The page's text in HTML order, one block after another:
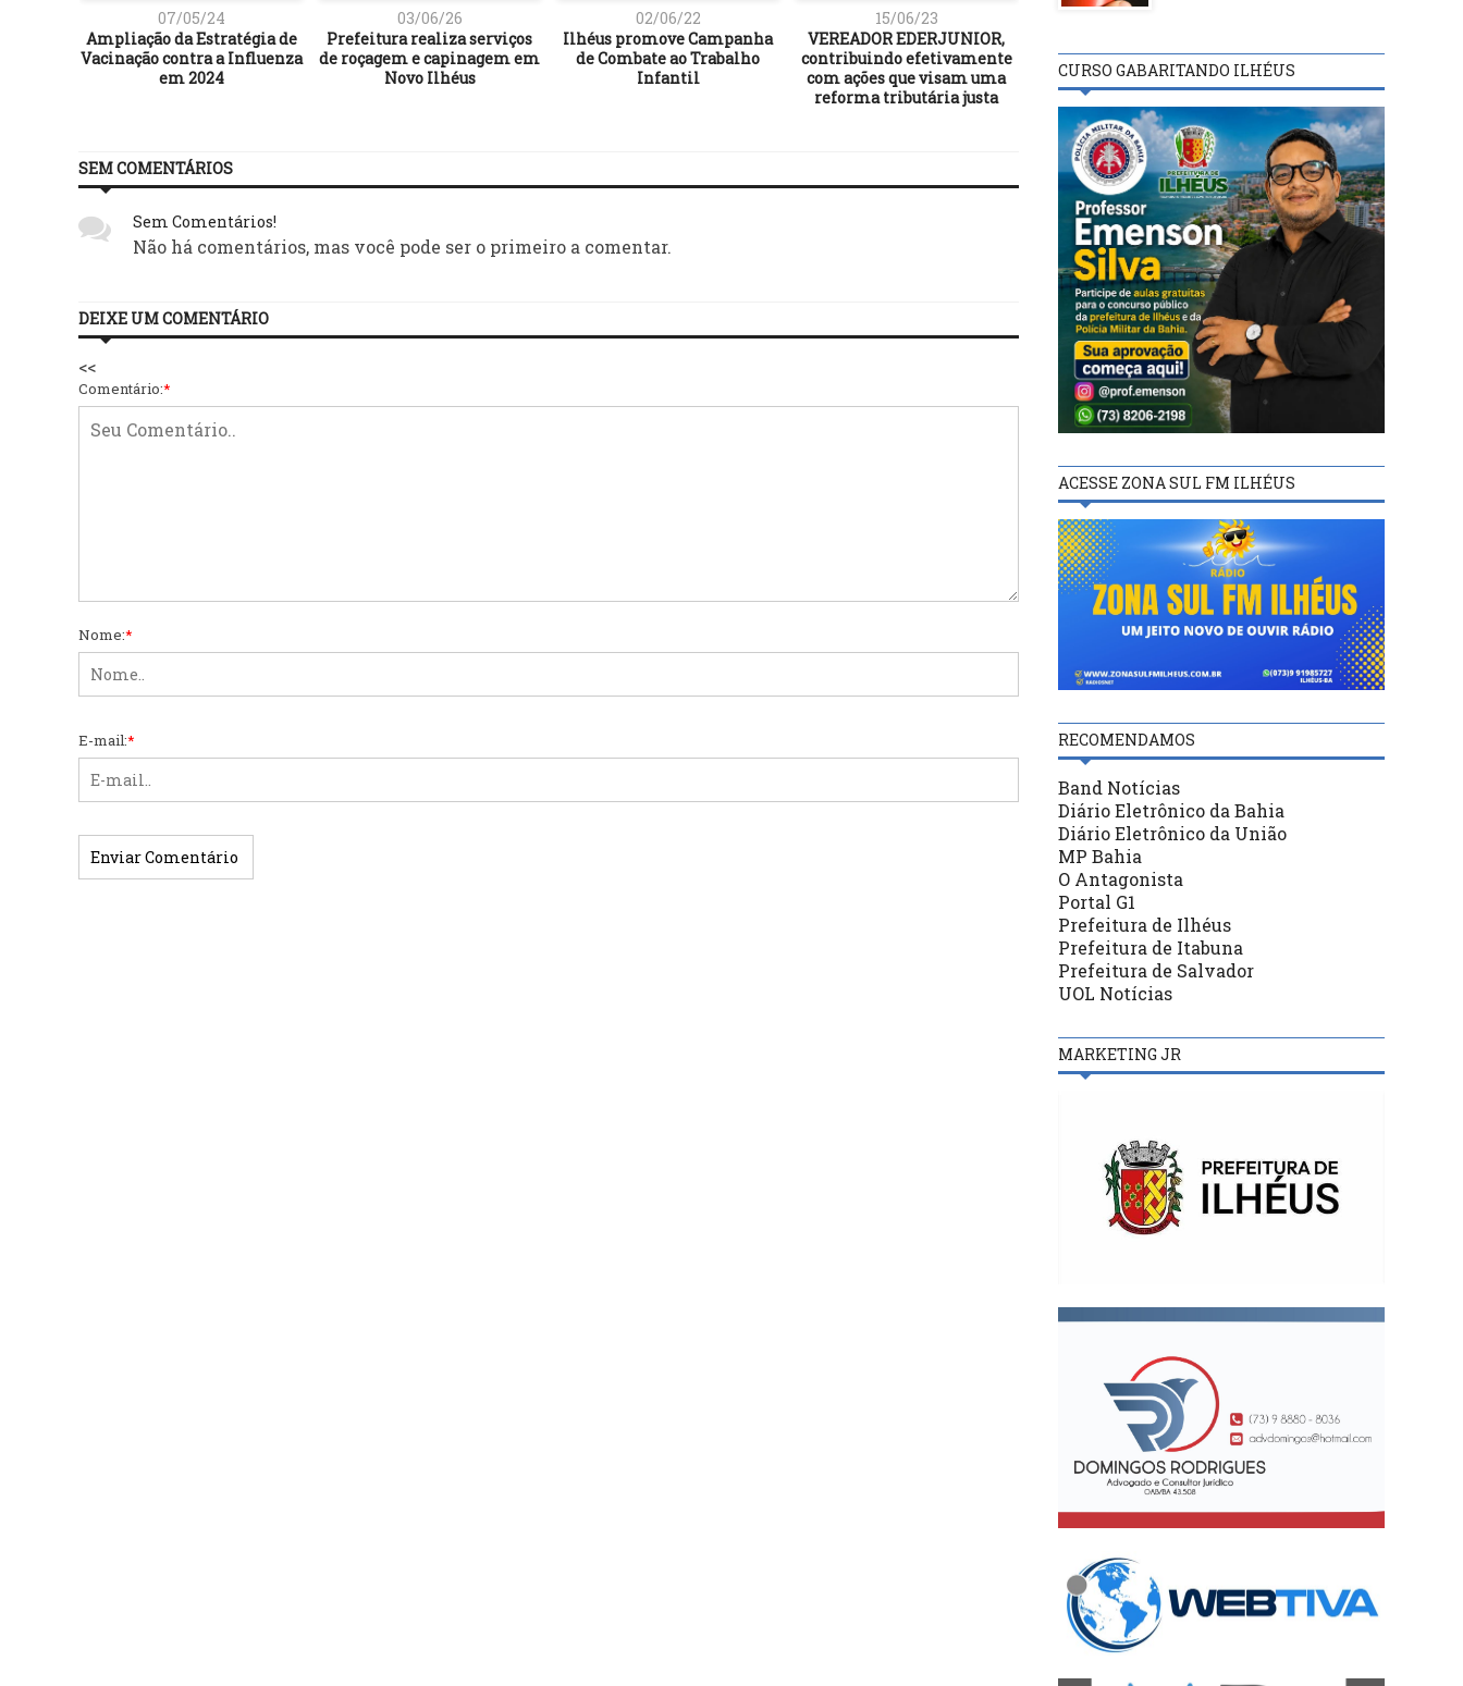
07/05/24
Ampliação da Estratégia de
Vacinação contra a Influenza
em 2024
03/06/26
Prefeitura realiza serviços
de roçagem e capinagem em
Novo Ilhéus
02/06/22
Ilhéus promove Campanha
de Combate ao Trabalho
Infantil
15/06/23
VEREADOR EDERJUNIOR,
contribuindo efetivamente
com ações que visam uma
reforma tributária justa
XAVIER LISBOA (Mãe de
Soraya Lisboa)
“Delas para Elas” vai
Internacional da
SEM COMENTÁRIOS
Sem Comentários!
Não há comentários, mas você pode ser o primeiro a comentar.
DEIXE UM COMENTÁRIO
<<
Comentário:*
Nome:*
E-mail:*
CURSO GABARITANDO ILHÉUS
ACESSE ZONA SUL FM ILHÉUS
RECOMENDAMOS
Band Notícias
Diário Eletrônico da Bahia
Diário Eletrônico da União
MP Bahia
O Antagonista
Portal G1
Prefeitura de Ilhéus
Prefeitura de Itabuna
Prefeitura de Salvador
UOL Notícias
MARKETING JR